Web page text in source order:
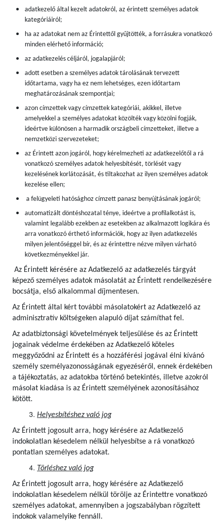
adatkezelő által kezelt adatokról, az érintett személyes adatok
kategóriáiról;
ha az adatokat nem az Érintettől gyűjtötték, a forrásukra vonatkozó
minden elérhető információ;
az adatkezelés céljáról, jogalapjáról;
adott esetben a személyes adatok tárolásának tervezett
időtartama, vagy ha ez nem lehetséges, ezen időtartam
meghatározásának szempontjai;
azon címzettek vagy címzettek kategóriái, akikkel, illetve
amelyekkel a személyes adatokat közölték vagy közölni fogják,
ideértve különösen a harmadik országbeli címzetteket, illetve a
nemzetközi szervezeteket;
az Érintett azon jogáról, hogy kérelmezheti az adatkezelőtől a rá
vonatkozó személyes adatok helyesbítését, törlését vagy
kezelésének korlátozását, és tiltakozhat az ilyen személyes adatok
kezelése ellen;
a felügyeleti hatósághoz címzett panasz benyújtásának jogáról;
automatizált döntéshozatal ténye, ideértve a profilalkotást is,
valamint legalább ezekben az esetekben az alkalmazott logikára és
arra vonatkozó érthető információk, hogy az ilyen adatkezelés
milyen jelentőséggel bír, és az érintettre nézve milyen várható
következményekkel jár.
Az Érintett kérésére az Adatkezelő az adatkezelés tárgyát
képező személyes adatok másolatát az Érintett rendelkezésére
bocsátja, első alkalommal díjmentesen.
Az Érintett által kért további másolatokért az Adatkezelő az
adminisztratív költségeken alapuló díjat számíthat fel.
Az adatbiztonsági követelmények teljesülése és az Érintett
jogainak védelme érdekében az Adatkezelő köteles
meggyőződni az Érintett és a hozzáférési jogával élni kívánó
személy személyazonosságának egyezéséről, ennek érdekében
a tájékoztatás, az adatokba történő betekintés, illetve azokról
másolat kiadása is az Érintett személyének azonosításához
kötött.
Helyesbítéshez való jog
Az Érintett jogosult arra, hogy kérésére az Adatkezelő
indokolatlan késedelem nélkül helyesbítse a rá vonatkozó
pontatlan személyes adatokat.
Törléshez való jog
Az Érintett jogosult arra, hogy kérésére az Adatkezelő
indokolatlan késedelem nélkül törölje az Érintettre vonatkozó
személyes adatokat, amennyiben a jogszabályban rögzített
indokok valamelyike fennáll.